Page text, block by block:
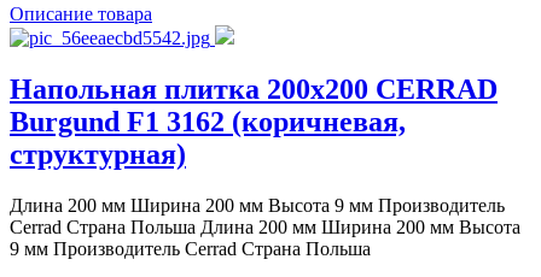
Описание товара
Напольная плитка 200x200 CERRAD
Burgund F1 3162 (коричневая,
структурная)
Длина 200 мм Ширина 200 мм Высота 9 мм Производитель
Cerrad Страна Польша Длина 200 мм Ширина 200 мм Высота
9 мм Производитель Cerrad Страна Польша